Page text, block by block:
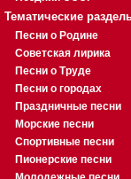
Тематические
Песни о Родине
Советская лирика
Песни о Труде
Песни о городах
Праздничные песни
Морские песни
Спортивные песни
Пионерские песни